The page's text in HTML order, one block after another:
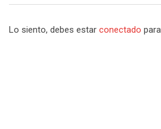
Lo siento, debes estar conectado